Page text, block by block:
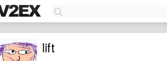
lift